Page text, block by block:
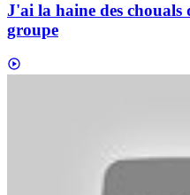
J'ai la haine des chouals
groupe